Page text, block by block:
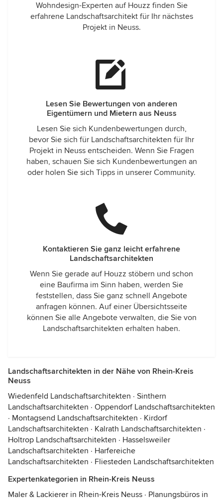
Wohndesign-Experten auf Houzz finden Sie
erfahrene Landschaftsarchitekt für Ihr nächstes
Projekt in Neuss.
Lesen Sie Bewertungen von anderen
Eigentümern und Mietern aus Neuss
Lesen Sie sich Kundenbewertungen durch,
bevor Sie sich für Landschaftsarchitekten für Ihr
Projekt in Neuss entscheiden. Wenn Sie Fragen
haben, schauen Sie sich Kundenbewertungen an
oder holen Sie sich Tipps in unserer Community.
Kontaktieren Sie ganz leicht erfahrene
Landschaftsarchitekten
Wenn Sie gerade auf Houzz stöbern und schon
eine Baufirma im Sinn haben, werden Sie
feststellen, dass Sie ganz schnell Angebote
anfragen können. Auf einer Übersichtsseite
können Sie alle Angebote verwalten, die Sie von
Landschaftsarchitekten erhalten haben.
Landschaftsarchitekten in der Nähe von Rhein-Kreis
Neuss
Wiedenfeld Landschaftsarchitekten · Sinthern
Landschaftsarchitekten · Oppendorf Landschaftsarchitekten
· Montagsend Landschaftsarchitekten · Kirdorf
Landschaftsarchitekten · Kalrath Landschaftsarchitekten ·
Holtrop Landschaftsarchitekten · Hasselsweiler
Landschaftsarchitekten · Harfereiche
Landschaftsarchitekten · Fliesteden Landschaftsarchitekten
Expertenkategorien in Rhein-Kreis Neuss
Maler & Lackierer in Rhein-Kreis Neuss · Planungsbüros in